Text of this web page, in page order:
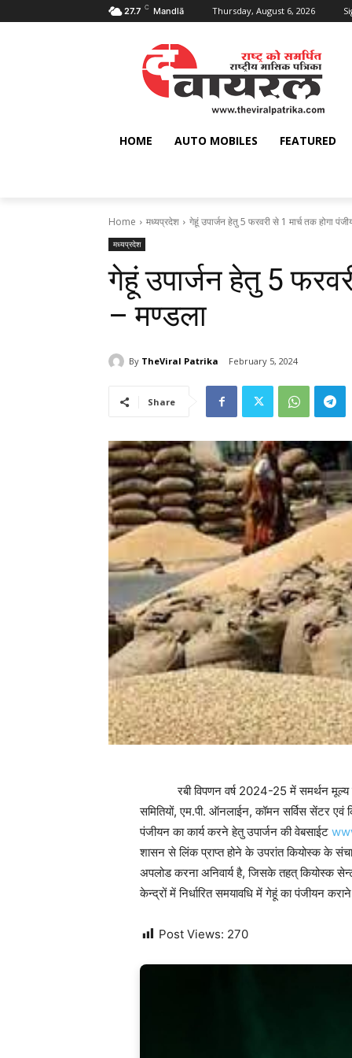
27.7 C Mandlā Thursday, August 6, 2026
HOME AUTO MOBILES FEATURED
Home मध्यप्रदेश गेहूं उपार्जन हेतु 5 फरवरी से 1 मार्च तक होगा
मध्यप्रदेश
गेहूं उपार्जन हेतु 5
– मण्‍डला
By TheViral Patrika February 5, 2024
Share
रबी विपणन वर्ष 2024-25 में समर्थन मूल्य
समितियों, एम.पी. ऑनलाईन, कॉमन सर्विस सेंटर
पंजीयन का कार्य करने हेतु उपार्जन की वेबसाईट
शासन से लिंक प्राप्त होने के उपरांत कियोस्क के
अपलोड करना अनिवार्य है, जिसके तहत् कियोस्क
केन्द्रों में निर्धारित समयावधि में गेहूं का पंजीयन
Post Views: 270